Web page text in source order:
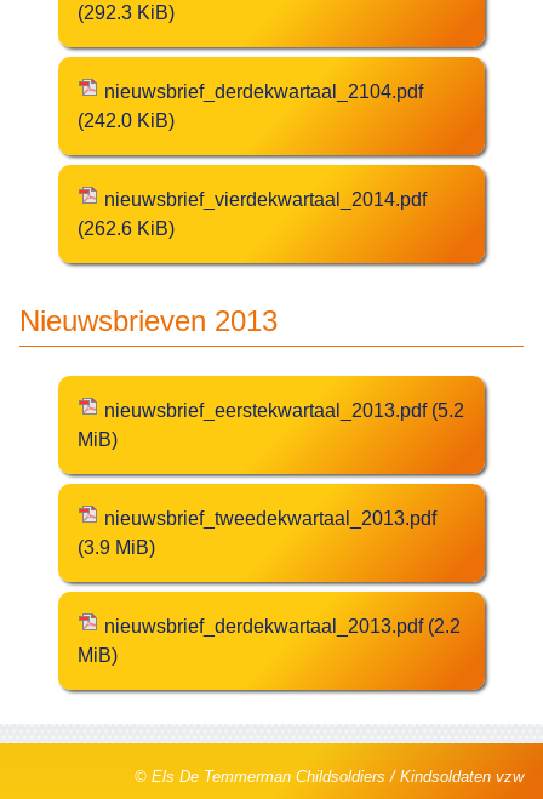
(292.3 KiB)
nieuwsbrief_derdekwartaal_2104.pdf
(242.0 KiB)
nieuwsbrief_vierdekwartaal_2014.pdf
(262.6 KiB)
Nieuwsbrieven 2013
nieuwsbrief_eerstekwartaal_2013.pdf (5.2
MiB)
nieuwsbrief_tweedekwartaal_2013.pdf
(3.9 MiB)
nieuwsbrief_derdekwartaal_2013.pdf (2.2
MiB)
© Els De Temmerman Childsoldiers / Kindsoldaten vzw